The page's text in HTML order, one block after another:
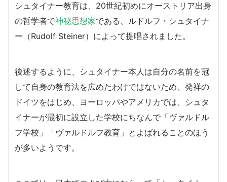
シュタイナー教育は、20世紀初めにオーストリア出身
の哲学者で神秘思想家である、ルドルフ・シュタイナ
ー（Rudolf Steiner）によって提唱されました。
後述するように、シュタイナー本人は自分の名前を冠
して自身の教育法を広めたわけではないため、発祥の
ドイツをはじめ、ヨーロッパやアメリカでは、シュタ
イナーが最初に設立した学校にちなんで「ヴァルドル
フ学校」「ヴァルドルフ教育」とよばれることのほう
が多いようです。